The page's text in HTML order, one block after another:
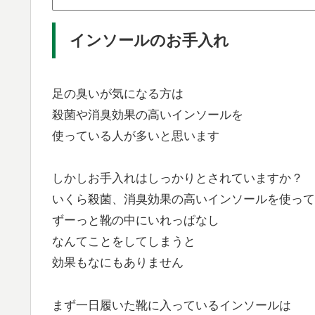
インソールのお手入れ
足の臭いが気になる方は
殺菌や消臭効果の高いインソールを
使っている人が多いと思います
しかしお手入れはしっかりとされていますか？
いくら殺菌、消臭効果の高いインソールを使っ
ずーっと靴の中にいれっぱなし
なんてことをしてしまうと
効果もなにもありません
まず一日履いた靴に入っているインソールは